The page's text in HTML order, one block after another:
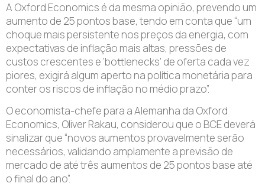
A Oxford Economics é da mesma opinião, prevendo um
aumento de 25 pontos base, tendo em conta que “um
choque mais persistente nos preços da energia, com
expectativas de inflação mais altas, pressões de
custos crescentes e ‘bottlenecks’ de oferta cada vez
piores, exigirá algum aperto na política monetária para
conter os riscos de inflação no médio prazo”.
O economista-chefe para a Alemanha da Oxford
Economics, Oliver Rakau, considerou que o BCE deverá
sinalizar que “novos aumentos provavelmente serão
necessários, validando amplamente a previsão de
mercado de até três aumentos de 25 pontos base até
o final do ano”.